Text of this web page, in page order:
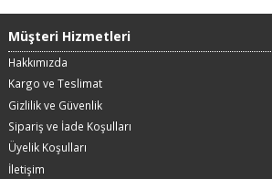
Müşteri Hizmetleri
Hakkımızda
Kargo ve Teslimat
Gizlilik ve Güvenlik
Sipariş ve İade Koşulları
Üyelik Koşulları
İletişim